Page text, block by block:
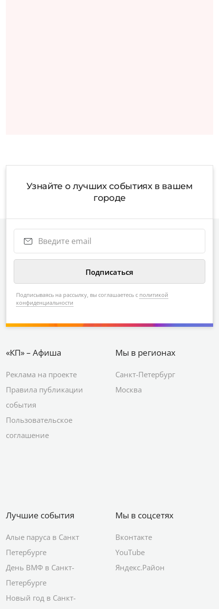
Узнайте о лучших событиях в вашем
городе
Подписываясь на рассылку, вы соглашаетесь с политикой
конфиденциальности
«КП» – Афиша
Реклама на проекте
Правила публикации
события
Пользовательское
соглашение
Мы в регионах
Санкт-Петербург
Москва
Лучшие события
Алые паруса в Санкт
Петербурге
День ВМФ в Санкт-
Петербурге
Новый год в Санкт-
Мы в соцсетях
Вконтакте
YouTube
Яндекс.Район